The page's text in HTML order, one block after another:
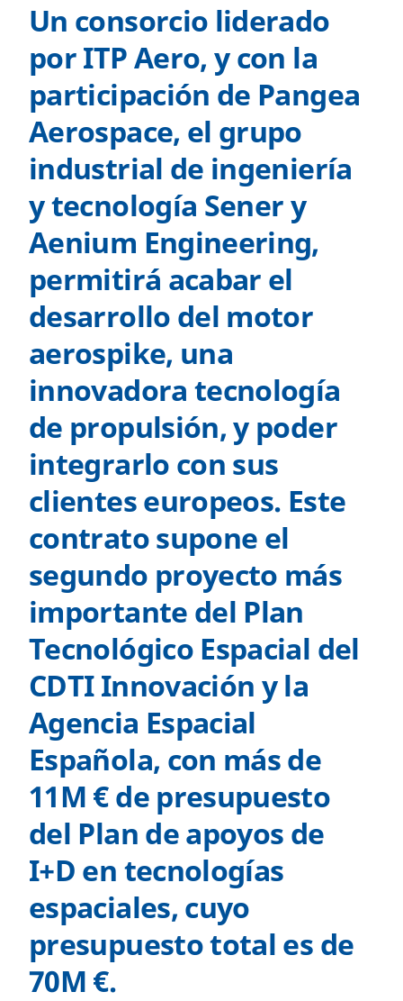
Un consorcio liderado
por ITP Aero, y con la
participación de Pangea
Aerospace, el grupo
industrial de ingeniería
y tecnología Sener y
Aenium Engineering,
permitirá acabar el
desarrollo del motor
aerospike, una
innovadora tecnología
de propulsión, y poder
integrarlo con sus
clientes europeos. Este
contrato supone el
segundo proyecto más
importante del Plan
Tecnológico Espacial del
CDTI Innovación y la
Agencia Espacial
Española, con más de
11M € de presupuesto
del Plan de apoyos de
I+D en tecnologías
espaciales, cuyo
presupuesto total es de
70M €.